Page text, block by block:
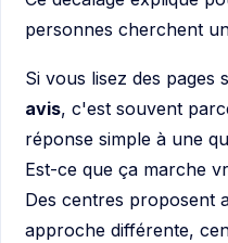
personnes cherchent
Si vous lisez des pages
avis, c'est souvent
réponse simple à une
Est-ce que ça marche
Des centres proposent
approche différente,